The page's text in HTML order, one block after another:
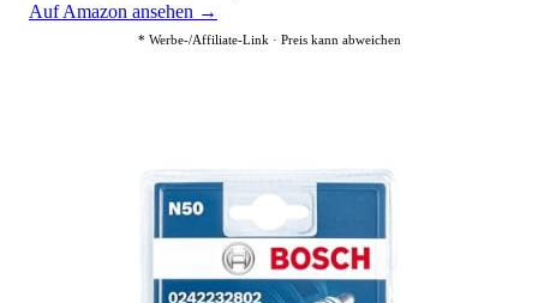
Auf Amazon ansehen →
* Werbe-/Affiliate-Link · Preis kann abweichen